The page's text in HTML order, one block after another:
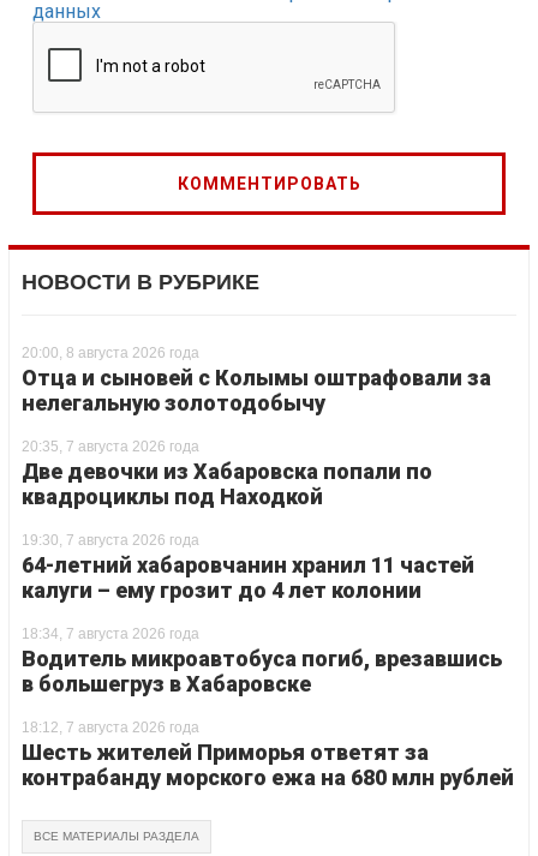
данных
НОВОСТИ В РУБРИКЕ
20:00, 8 августа 2026 года
Отца и сыновей с Колымы оштрафовали за
нелегальную золотодобычу
20:35, 7 августа 2026 года
Две девочки из Хабаровска попали по
квадроциклы под Находкой
19:30, 7 августа 2026 года
64-летний хабаровчанин хранил 11 частей
калуги – ему грозит до 4 лет колонии
18:34, 7 августа 2026 года
Водитель микроавтобуса погиб, врезавшись
в большегруз в Хабаровске
18:12, 7 августа 2026 года
Шесть жителей Приморья ответят за
контрабанду морского ежа на 680 млн рублей
ВСЕ МАТЕРИАЛЫ РАЗДЕЛА